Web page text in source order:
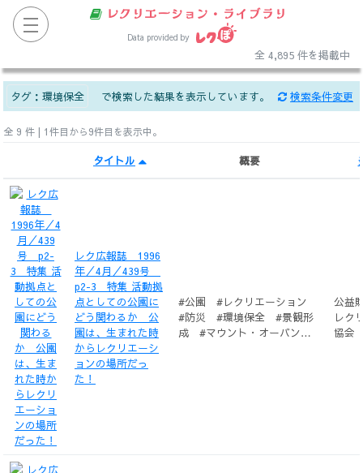
レクリエーション・ライブラリ
Data provided by
全 4,895 件を掲載中
タグ： 環境保全 で検索した結果を表示しています。 検索条件変更
全 9 件 | 1件目から9件目を表示中。
タイトル 概要
レク広報誌 1996
年／4月／439号
p2-3 特集 活動拠
点としての公園に
どう関わるか 公
園は、生まれた時
からレクリエーシ
ョンの場所だっ
た！
#公園 #レクリエーション
#防災 #環境保全 #景観形
成 #マウント・オーバン・
公益
レク
協会